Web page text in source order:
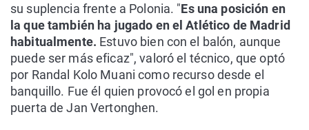
su suplencia frente a Polonia. "Es una posición en
la que también ha jugado en el Atlético de Madrid
habitualmente. Estuvo bien con el balón, aunque
puede ser más eficaz", valoró el técnico, que optó
por Randal Kolo Muani como recurso desde el
banquillo. Fue él quien provocó el gol en propia
puerta de Jan Vertonghen.